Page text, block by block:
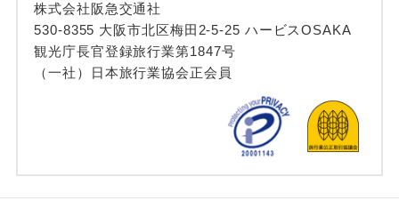
株式会社阪急交通社
530-8355 大阪市北区梅田2-5-25 ハービスOSAKA
観光庁長官登録旅行業第1847号
（一社）日本旅行業協会正会員